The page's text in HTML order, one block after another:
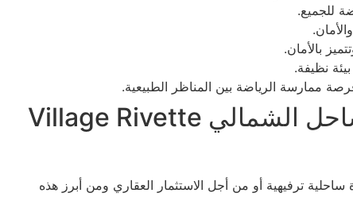
للجميع.
بالأمان.
نظيفة.
ممارسة الرياضة بين المناظر الطبيعية.
مميزات قرية ريفيت أمواج الساحل الشمالي Village Rivette
ترفيهية أو من أجل الاستثمار العقاري ومن أبرز هذه